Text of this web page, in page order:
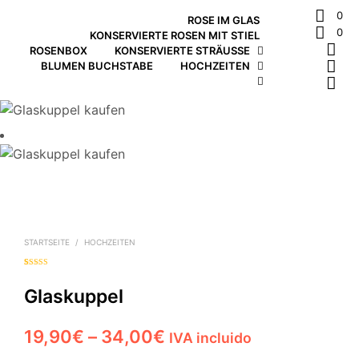
ROSE IM GLAS
KONSERVIERTE ROSEN MIT STIEL
ROSENBOX
KONSERVIERTE STRÄUSSE
BLUMEN BUCHSTABE
HOCHZEITEN
0
0
STARTSEITE / HOCHZEITEN
basierend auf
Kundenbewer
tung
Glaskuppel
19,90€ – 34,00€ Preisspanne:
IVA incluido